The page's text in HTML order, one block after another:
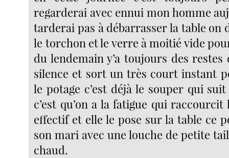
regarderai avec ennui mon homme
tarderai pas à débarrasser la table on
le torchon et le verre à moitié vide
du lendemain y’a toujours des restes
silence et sort un très court instant
le potage c’est déjà le souper qui
c’est qu’on a la fatigue qui
effectif et elle le pose sur la table ce
son mari avec une louche de petite
chaud.